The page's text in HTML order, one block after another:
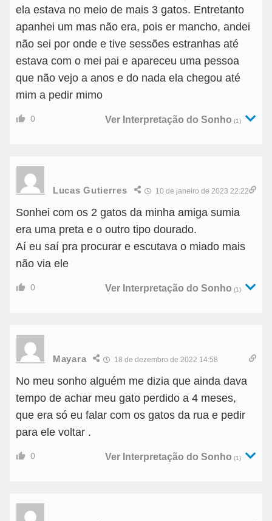
ela estava no meio de mais 3 gatos. Entretanto
apanhei um mas não era, pois er mancho, andei
não sei por onde e tive sessões estranhas até
estava com o mei pai e apareceu uma pessoa
que não vejo a anos e do nada ela chegou até
mim a pedir mimo
0 Ver Interpretação do Sonho (1)
Lucas Gutierres 10 de janeiro de 2023 22:22
Sonhei com os 2 gatos da minha amiga sumia
era uma preta e o outro tipo dourado.
Aí eu saí pra procurar e escutava o miado mais
não via ele
0 Ver Interpretação do Sonho (1)
Mayara 18 de dezembro de 2022 14:58
No meu sonho alguém me dizia que ainda dava
tempo de achar meu gato perdido a 4 meses,
que era só eu falar com os gatos da rua e pedir
para ele voltar .
0 Ver Interpretação do Sonho (1)